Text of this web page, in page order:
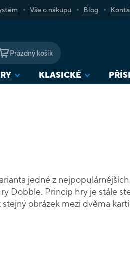
Vše o nákupu Blog
NÁKUPNÍ
KOŠÍK
Prázdný košík
KLASICKÉ
jedné z
Dobble. Princip hry je stále
obrázek mezi dvěma
ze světa malých